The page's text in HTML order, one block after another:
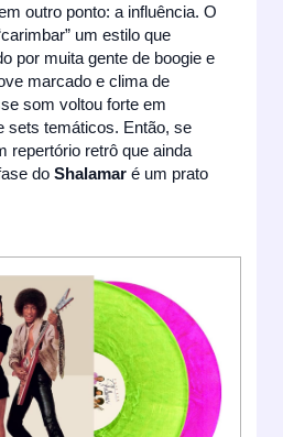
outro ponto: a influência. O
um estilo que
por muita gente de boogie e
marcado e clima de
som voltou forte em
sets temáticos. Então, se
repertório retrô que ainda
doShalamar é um prato